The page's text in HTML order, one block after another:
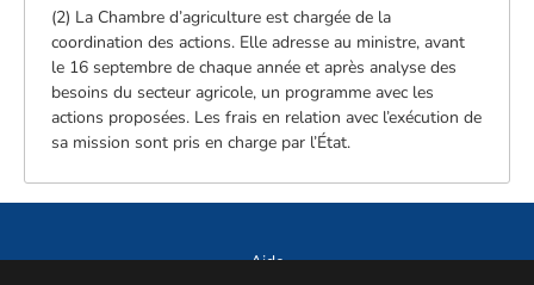
(2) La Chambre d’agriculture est chargée de la
coordination des actions. Elle adresse au ministre, avant
le 16 septembre de chaque année et après analyse des
besoins du secteur agricole, un programme avec les
actions proposées. Les frais en relation avec l’exécution de
sa mission sont pris en charge par l’État.
Aide